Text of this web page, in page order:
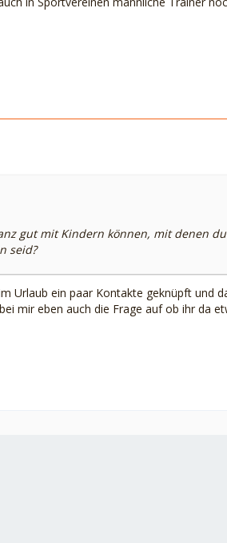
gut mit Kindern können, mit denen
seid?
Urlaub ein paar Kontakte geknüpft und
mir eben auch die Frage auf ob ihr da